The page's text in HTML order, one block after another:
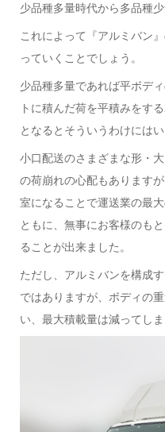
少品種多量時代から多品種少
これによって『アルミバン
っていくことでしょう。
少品種多量であれば平ボデ
トに積んだ荷を平積みをす
となるとそういうわけにはい
小口配送のさまざまな形・
の荷崩れの心配もあります
室になることで運送業の最
ともに、無事にお客様のも
ることが出来ました。
ただし、アルミバンを構成
ではありますが、ボディの
い、最大積載量は減ってし